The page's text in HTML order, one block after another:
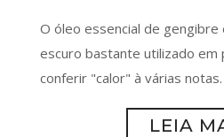
O óleo essencial de gengibre
escuro bastante utilizado em
conferir "calor" à várias notas.
LEIA